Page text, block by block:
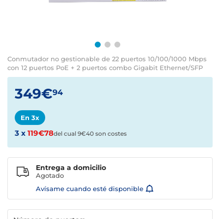
Conmutador no gestionable de 22 puertos 10/100/1000 Mbps
con 12 puertos PoE + 2 puertos combo Gigabit Ethernet/SFP
349€94
En 3x
3 x 119€78del cual 9€40 son costes
Entrega a domicilio
Agotado
Avísame cuando esté disponible